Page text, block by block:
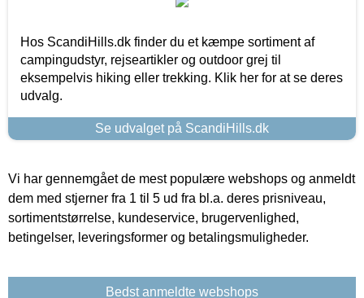
Hos ScandiHills.dk finder du et kæmpe sortiment af
campingudstyr, rejseartikler og outdoor grej til
eksempelvis hiking eller trekking. Klik her for at se deres
udvalg.
Se udvalget på ScandiHills.dk
Vi har gennemgået de mest populære webshops og anmeldt
dem med stjerner fra 1 til 5 ud fra bl.a. deres prisniveau,
sortimentstørrelse, kundeservice, brugervenlighed,
betingelser, leveringsformer og betalingsmuligheder.
Bedst anmeldte webshops